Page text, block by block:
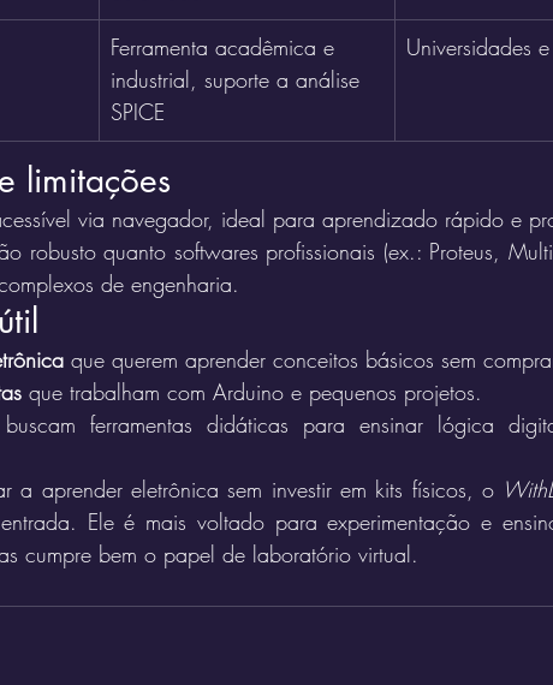
Ferramenta acadêmica e
industrial, suporte a análise
SPICE
Universidades
limitações
via navegador, ideal para aprendizado rápido e
robusto quanto softwares profissionais (ex.: Proteus,
de engenharia.
que querem aprender conceitos básicos sem
que trabalham com Arduino e pequenos projetos.
ferramentas didáticas para ensinar lógica
a aprender eletrônica sem investir em kits físicos, o
Ele é mais voltado para experimentação e
cumpre bem o papel de laboratório virtual.